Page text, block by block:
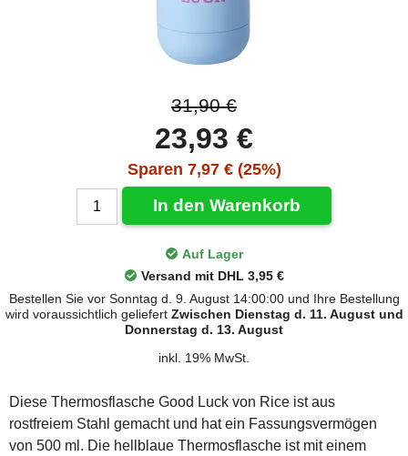
31,90 €
23,93 €
Sparen 7,97 € (25%)
In den Warenkorb
Auf Lager
Versand mit DHL 3,95 €
Bestellen Sie vor Sonntag d. 9. August 14:00:00 und Ihre Bestellung
wird voraussichtlich geliefert Zwischen Dienstag d. 11. August und
Donnerstag d. 13. August
inkl. 19% MwSt.
Diese Thermosflasche Good Luck von Rice ist aus
rostfreiem Stahl gemacht und hat ein Fassungsvermögen
von 500 ml. Die hellblaue Thermosflasche ist mit einem